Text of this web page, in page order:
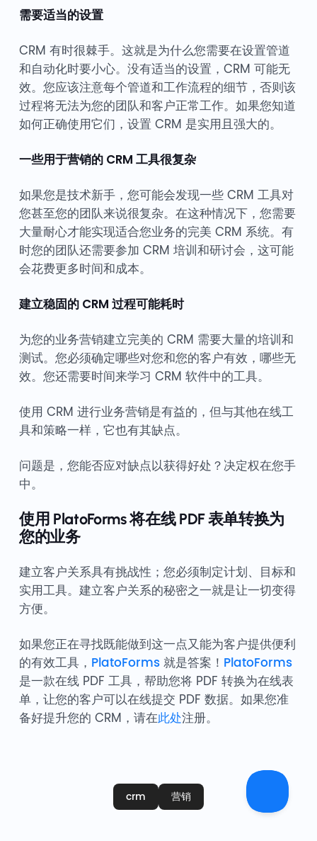
需要适当的设置
CRM 有时很棘手。这就是为什么您需要在设置管道
和自动化时要小心。没有适当的设置，CRM 可能无
效。您应该注意每个管道和工作流程的细节，否则该
过程将无法为您的团队和客户正常工作。如果您知道
如何正确使用它们，设置 CRM 是实用且强大的。
一些用于营销的 CRM 工具很复杂
如果您是技术新手，您可能会发现一些 CRM 工具对
您甚至您的团队来说很复杂。在这种情况下，您需要
大量耐心才能实现适合您业务的完美 CRM 系统。有
时您的团队还需要参加 CRM 培训和研讨会，这可能
会花费更多时间和成本。
建立稳固的 CRM 过程可能耗时
为您的业务营销建立完美的 CRM 需要大量的培训和
测试。您必须确定哪些对您和您的客户有效，哪些无
效。您还需要时间来学习 CRM 软件中的工具。
使用 CRM 进行业务营销是有益的，但与其他在线工
具和策略一样，它也有其缺点。
问题是，您能否应对缺点以获得好处？决定权在您手
中。
使用 PlatoForms 将在线 PDF 表单转换为
您的业务
建立客户关系具有挑战性；您必须制定计划、目标和
实用工具。建立客户关系的秘密之一就是让一切变得
方便。
如果您正在寻找既能做到这一点又能为客户提供便利
的有效工具， PlatoForms就是答案！ PlatoForms
是一款在线 PDF 工具，帮助您将 PDF 转换为在线表
单，让您的客户可以在线提交 PDF 数据。如果您准
备好提升您的 CRM，请在此处注册。
crm 营销